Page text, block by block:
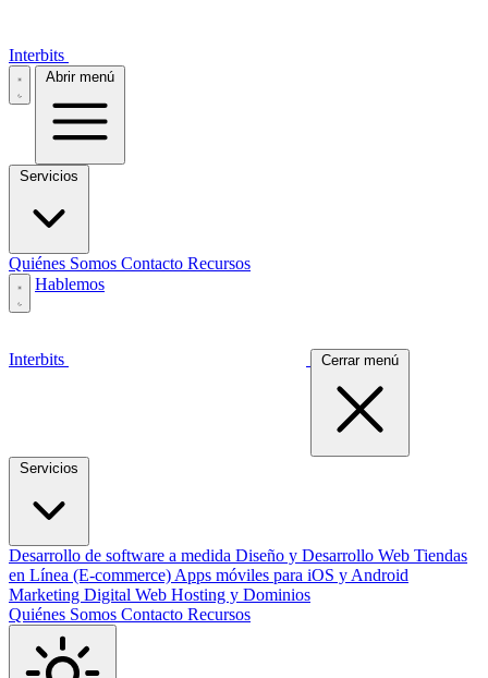
Interbits
Abrir menú
Servicios
Quiénes Somos Contacto Recursos
Hablemos
Interbits Cerrar menú
Servicios
Desarrollo de software a medida Diseño y Desarrollo Web Tiendas
en Línea (E-commerce) Apps móviles para iOS y Android
Marketing Digital Web Hosting y Dominios
Quiénes Somos Contacto Recursos